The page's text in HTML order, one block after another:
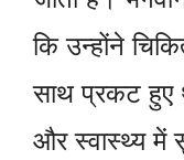
कि उन्होंने
साथ प्रकट
और स्वास्थ्य में